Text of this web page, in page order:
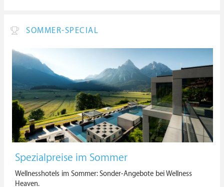
SOMMER-SPECIAL
Spezialpreise im Sommer
Wellnesshotels im Sommer: Sonder-Angebote bei Wellness
Heaven.